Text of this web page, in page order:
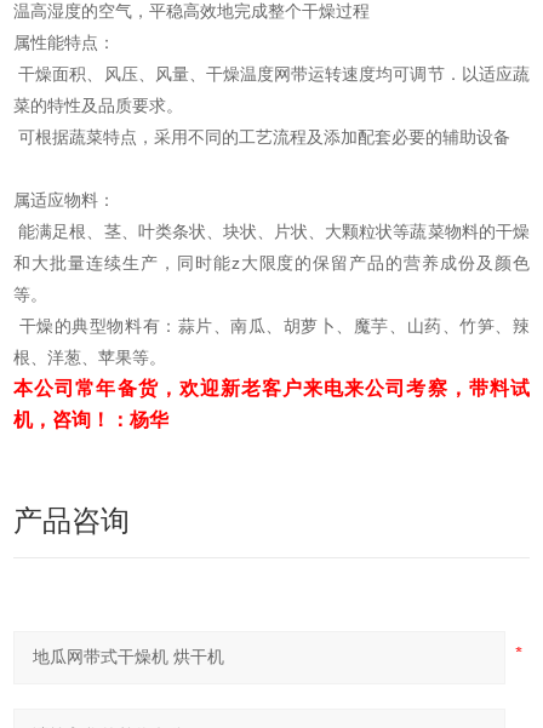
温高湿度的空气，平稳高效地完成整个干燥过程
属性能特点：
干燥面积、风压、风量、干燥温度网带运转速度均可调节．以适应蔬
菜的特性及品质要求。
可根据蔬菜特点，采用不同的工艺流程及添加配套必要的辅助设备
属适应物料：
能满足根、茎、叶类条状、块状、片状、大颗粒状等蔬菜物料的干燥
和大批量连续生产，同时能z大限度的保留产品的营养成份及颜色
等。
干燥的典型物料有：蒜片、南瓜、胡萝卜、魔芋、山药、竹笋、辣
根、洋葱、苹果等。
本公司常年备货，欢迎新老客户来电来公司考察，带料试
机，咨询！：杨华
产品咨询